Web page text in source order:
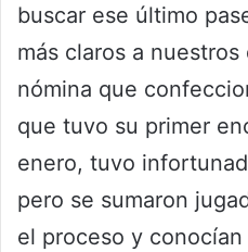
buscar ese último
más claros a nuestros
nómina que
que tuvo su primer
enero, tuvo
pero se sumaron
el proceso y